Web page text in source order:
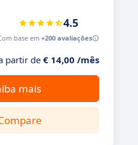
4.5
base em +200 avaliações
partir de€ 14,00 /mês
mais